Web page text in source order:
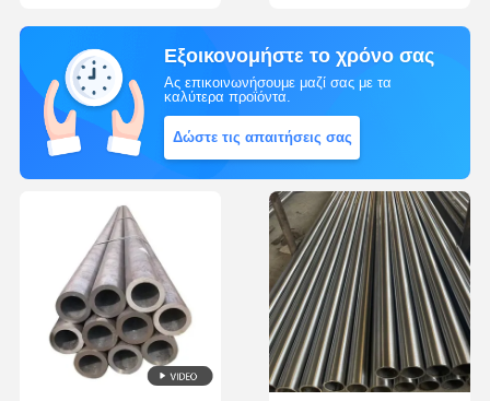
Εξοικονομήστε το χρόνο σας
Ας επικοινωνήσουμε μαζί σας με τα
καλύτερα προϊόντα.
Δώστε τις απαιτήσεις σας